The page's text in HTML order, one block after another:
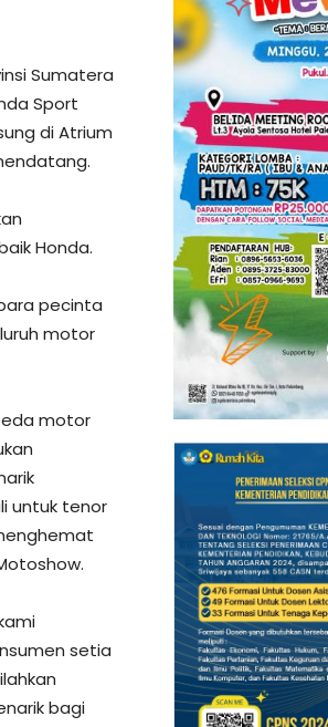
Sumatera
Sport
di Atrium
Honda.
pecinta
motor
motor
untuk tenor
setia
bagi